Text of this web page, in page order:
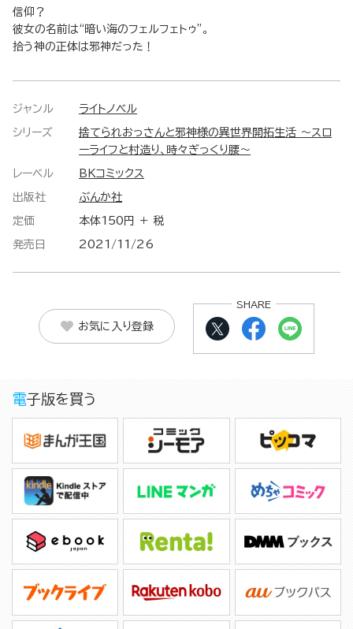
信仰？
彼女の名前は“暗い海のフェルフェトゥ”。
拾う神の正体は邪神だった！
ジャンル ライトノベル
シリーズ
捨てられおっさんと邪神様の異世界開拓生活 ～スロ
ーライフと村造り、時々ぎっくり腰～
レーベル BKコミックス
出版社 ぶんか社
定価 本体150円 ＋ 税
発売日 2021/11/26
お気に入り登録
SHARE
電子版を買う